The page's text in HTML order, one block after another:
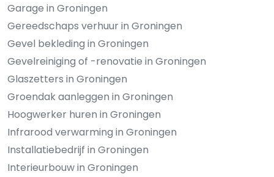
Garage in Groningen
Gereedschaps verhuur in Groningen
Gevel bekleding in Groningen
Gevelreiniging of -renovatie in Groningen
Glaszetters in Groningen
Groendak aanleggen in Groningen
Hoogwerker huren in Groningen
Infrarood verwarming in Groningen
Installatiebedrijf in Groningen
Interieurbouw in Groningen